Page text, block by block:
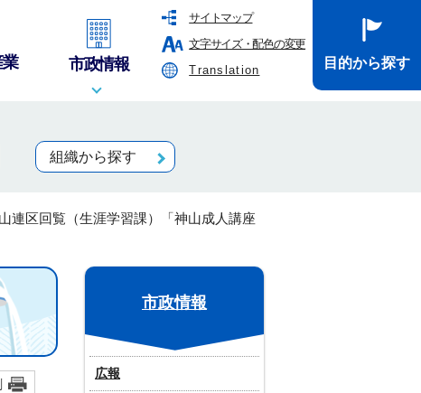
サイトマップ
文字サイズ・配色の変更
Translation
業 市政情報 目的から探す
組織から探す
連区回覧（生涯学習課）「神山成人講座
市政情報
広報